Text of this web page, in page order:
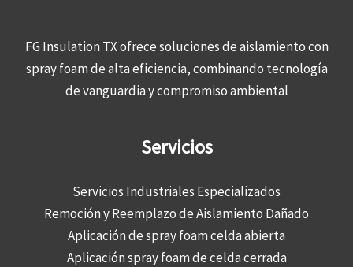
FG Insulation TX ofrece soluciones de aislamiento con
spray foam de alta eficiencia, combinando tecnología
de vanguardia y compromiso ambiental
Servicios
Servicios Industriales Especializados
Remoción y Reemplazo de Aislamiento Dañado
Aplicación de spray foam celda abierta
Aplicación spray foam de celda cerrada